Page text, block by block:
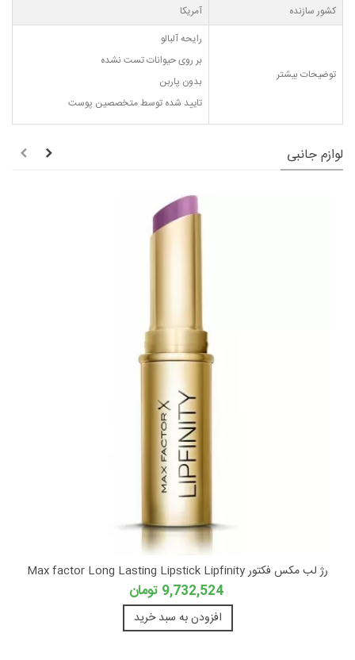
کشور سازنده
آمریکا
توضیحات بیشتر
رایحه آلبالو
بر روی حیوانات تست نشده
بدون پاربن
تایید شده توسط متخصصین پوست
لوازم جانبی
رژ لب مکس فکتور Max factor Long Lasting Lipstick Lipfinity
9,732,524 تومان
افزودن به سبد خرید